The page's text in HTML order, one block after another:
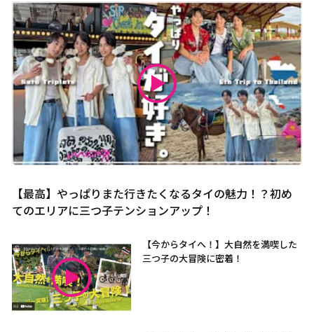
【最高】やっぱりまた行きたくなるタイの魅力！？初め
てのエリアに三つ子テンションアップ！
【今からタイへ！】大自然を満喫した
三つ子の大冒険に密着！